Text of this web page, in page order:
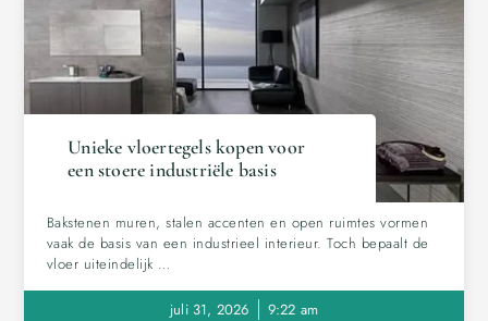
Unieke vloertegels kopen voor
een stoere industriële basis
Bakstenen muren, stalen accenten en open ruimtes vormen
vaak de basis van een industrieel interieur. Toch bepaalt de
vloer uiteindelijk …
juli 31, 2026 9:22 am